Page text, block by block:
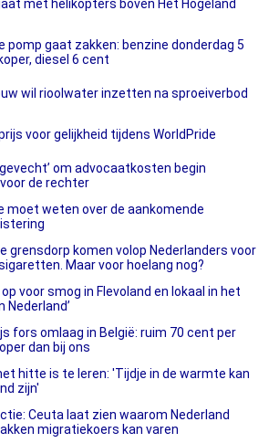
met helikopters boven Het Hogeland
pomp gaat zakken: benzine donderdag 5
diesel 6 cent
wil rioolwater inzetten na sproeiverbod
voor gelijkheid tijdens WorldPride
om advocaatkosten begin
de rechter
moet weten over de aankomende
grensdorp komen volop Nederlanders voor
Maar voor hoelang nog?
op voor smog in Flevoland en lokaal in het
Nederland’
fors omlaag in België: ruim 70 cent per
dan bij ons
hitte is te leren: 'Tijdje in de warmte kan
zijn'
Ceuta laat zien waarom Nederland
migratiekoers kan varen